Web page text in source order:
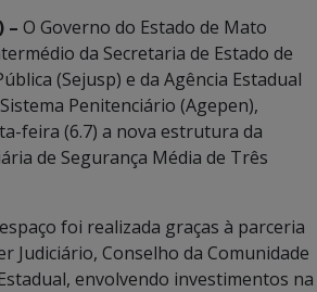
– O Governo do Estado de Mato
da Secretaria de Estado de
(Sejusp) e da Agência Estadual
Penitenciário (Agepen),
feira (6.7) a nova estrutura da
de Segurança Média de Três
foi realizada graças à parceria
Judiciário, Conselho da Comunidade
envolvendo investimentos na